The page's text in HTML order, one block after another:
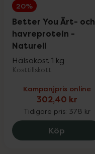
20%
Better You Ärt- och
havreprotein -
Naturell
Hälsokost 1 kg
Kosttillskott
Kampanjpris online
302,40 kr
Tidigare pris: 378 kr
Köp